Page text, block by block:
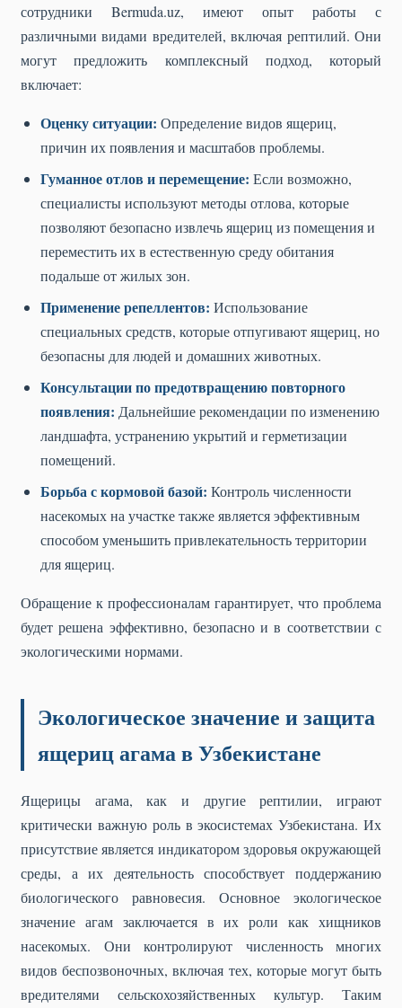
сотрудники Bermuda.uz, имеют опыт работы с
различными видами вредителей, включая рептилий. Они
могут предложить комплексный подход, который
включает:
Оценку ситуации: Определение видов ящериц,
причин их появления и масштабов проблемы.
Гуманное отлов и перемещение: Если возможно,
специалисты используют методы отлова, которые
позволяют безопасно извлечь ящериц из помещения и
переместить их в естественную среду обитания
подальше от жилых зон.
Применение репеллентов: Использование
специальных средств, которые отпугивают ящериц, но
безопасны для людей и домашних животных.
Консультации по предотвращению повторного
появления: Дальнейшие рекомендации по изменению
ландшафта, устранению укрытий и герметизации
помещений.
Борьба с кормовой базой: Контроль численности
насекомых на участке также является эффективным
способом уменьшить привлекательность территории
для ящериц.
Обращение к профессионалам гарантирует, что проблема
будет решена эффективно, безопасно и в соответствии с
экологическими нормами.
Экологическое значение и защита
ящериц агама в Узбекистане
Ящерицы агама, как и другие рептилии, играют
критически важную роль в экосистемах Узбекистана. Их
присутствие является индикатором здоровья окружающей
среды, а их деятельность способствует поддержанию
биологического равновесия. Основное экологическое
значение агам заключается в их роли как хищников
насекомых. Они контролируют численность многих
видов беспозвоночных, включая тех, которые могут быть
вредителями сельскохозяйственных культур. Таким